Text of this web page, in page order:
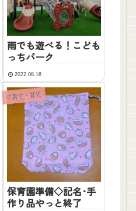
雨でも遊べる！こども
っちパーク
2022.08.16
子育て・育児
保育園準備◇記名･手
作り品やっと終了